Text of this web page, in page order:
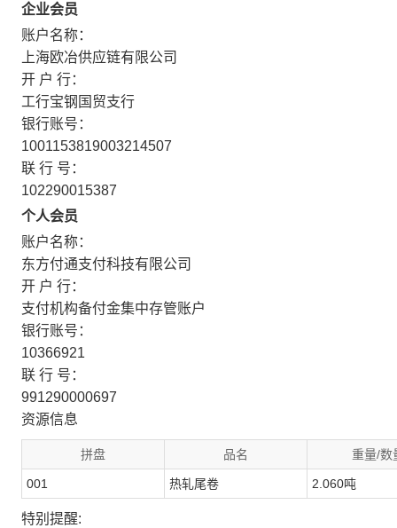
企业会员
账户名称：
上海欧冶供应链有限公司
开 户 行：
工行宝钢国贸支行
银行账号：
1001153819003214507
联 行 号：
102290015387
个人会员
账户名称：
东方付通支付科技有限公司
开 户 行：
支付机构备付金集中存管账户
银行账号：
10366921
联 行 号：
991290000697
资源信息
拼盘 品名 重量/数
001 热轧尾卷 2.060吨
特别提醒: